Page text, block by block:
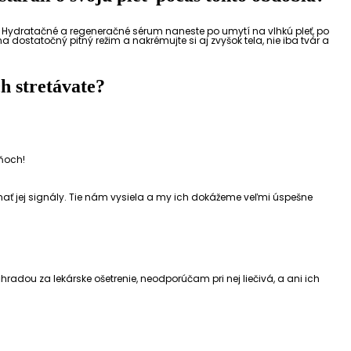
a regeneračné sérum naneste po umytí na vlhkú pleť, po
dostatočný pitný režim a nakrémujte si aj zvyšok tela, nie iba tvár a
stretávate?
jej signály. Tie nám vysiela a my ich dokážeme veľmi úspešne
za lekárske ošetrenie, neodporúčam pri nej liečivá, a ani ich